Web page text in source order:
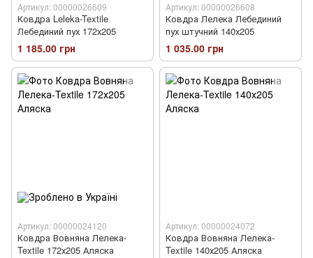
Артикул: 00000026609
Ковдра Leleka-Textile
Лебединий пух 172х205
1 185.00 грн
Артикул: 00000026608
Ковдра Лелека Лебединий
пух штучний 140х205
1 035.00 грн
Артикул: 00000024120
Ковдра Вовняна Лелека-
Textile 172х205 Аляска
Артикул: 00000024072
Ковдра Вовняна Лелека-
Textile 140х205 Аляска